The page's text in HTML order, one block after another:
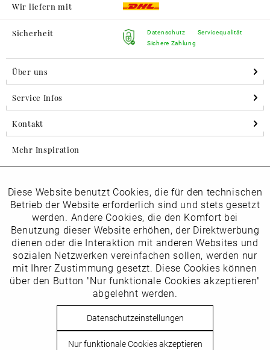
Wir liefern mit
Sicherheit
Datenschutz
Sichere Zahlung
Servicequalität
Über uns
Service Infos
Kontakt
Mehr Inspiration
Folgen Sie uns auf Instagram
horsch_schuhe
Newsletter
Datenschutzbestimmungenhabe ich zur Kenntnis
vom Newsletter abmelden.
Funktionale Aktiv
Marketing Inaktiv
Tracking Inaktiv
Inaktiv
Diese Website benutzt Cookies, die für den technischen
Betrieb der Website erforderlich sind und stets gesetzt
werden. Andere Cookies, die den Komfort bei
Benutzung dieser Website erhöhen, der Direktwerbung
dienen oder die Interaktion mit anderen Websites und
sozialen Netzwerken vereinfachen sollen, werden nur
mit Ihrer Zustimmung gesetzt. Diese Cookies können
über den Button "Nur funktionale Cookies akzeptieren"
abgelehnt werden.
Datenschutzeinstellungen
Nur funktionale Cookies akzeptieren